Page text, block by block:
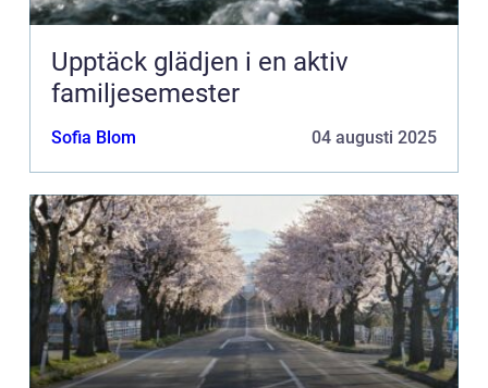
Upptäck glädjen i en aktiv
familjesemester
Sofia Blom 04 augusti 2025